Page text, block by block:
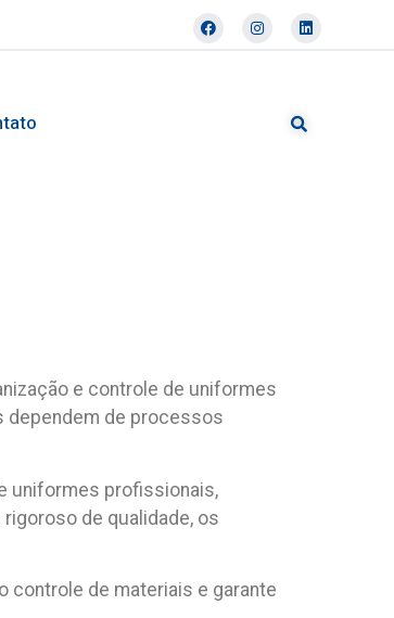
e controle de uniformes
dependem de processos
uniformes profissionais,
de qualidade, os
controle de materiais e garante